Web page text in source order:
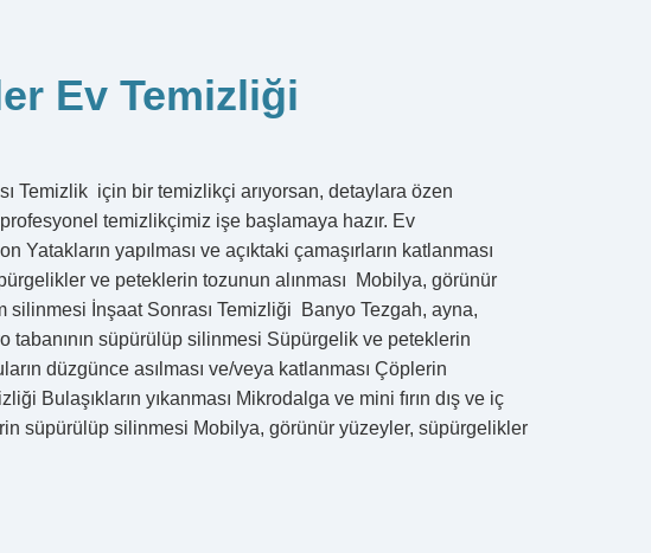
Ev Temizliği
Temizlik için bir temizlikçi arıyorsan, detaylara özen
temizlikçimiz işe başlamaya hazır. Ev
yapılması ve açıktaki çamaşırların katlanması
ve peteklerin tozunun alınması Mobilya, görünür
silinmesi İnşaat Sonrası Temizliği Banyo Tezgah, ayna,
süpürülüp silinmesi Süpürgelik ve peteklerin
düzgünce asılması ve/veya katlanması Çöplerin
Bulaşıkların yıkanması Mikrodalga ve mini fırın dış ve iç
süpürülüp silinmesi Mobilya, görünür yüzeyler, süpürgelikler